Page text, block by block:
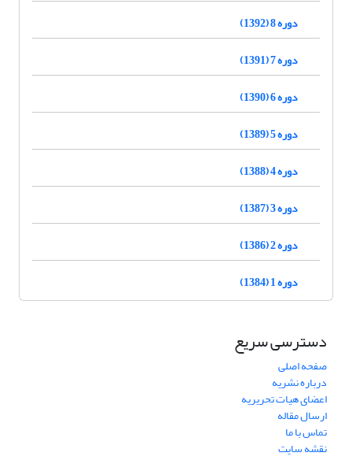
دوره 8 (1392)
دوره 7 (1391)
دوره 6 (1390)
دوره 5 (1389)
دوره 4 (1388)
دوره 3 (1387)
دوره 2 (1386)
دوره 1 (1384)
دسترسی سریع
صفحه اصلی
درباره نشریه
اعضای هیات تحریریه
ارسال مقاله
تماس با ما
نقشه سایت